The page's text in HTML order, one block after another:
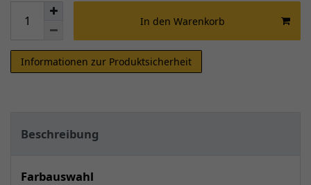
In den Warenkorb
Informationen zur Produktsicherheit
Beschreibung
Farbauswahl